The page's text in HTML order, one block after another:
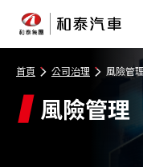
首頁 公司治理 風險管理
風險管理